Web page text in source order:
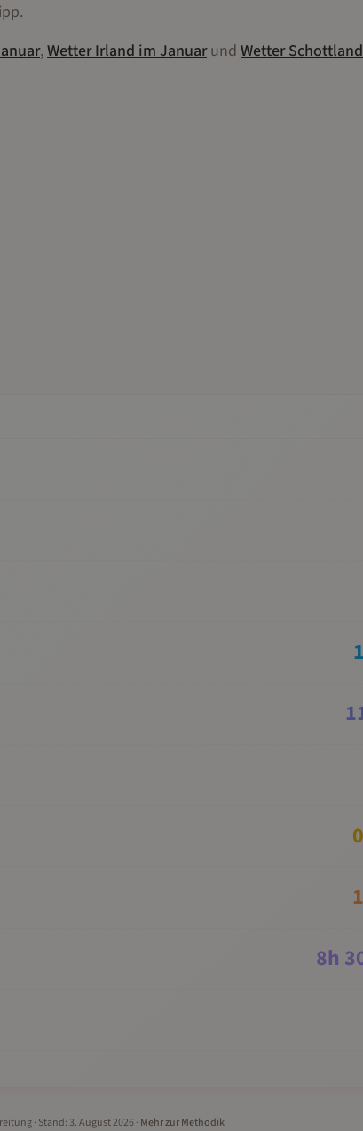
,WetterIrlandimJanuarund WetterSchottland
8h
· Stand: 3. August 2026· Mehr zur Methodik